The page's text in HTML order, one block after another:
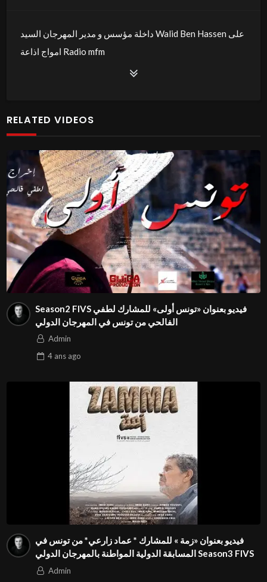
داخلة مؤسس و مدير المهرجان السيد Walid Ben Hassen على
امواج اذاعة Radio mfm
كل الشكر للصحفية المتألقة امنة العيادي
RELATED VIDEOS
Season2 FIVS فيديو بعنوان «تونس أولى» للمشارك لطفي
الفالحي من تونس في المهرجان الدولي
Admin
4 ansago
فيديو بعنوان «زمة » للمشارك * عماد زارعي* من تونس في
المسابقة الدولية المواطنة بالمهرجان الدولي Season3 FIVS
Admin